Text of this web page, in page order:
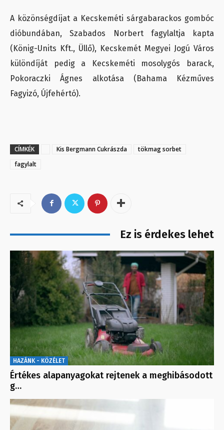
A közönségdíjat a Kecskeméti sárgabarackos gombóc
dióbundában, Szabados Norbert fagylaltja kapta
(König-Units Kft., Üllő), Kecskemét Megyei Jogú Város
különdíját pedig a Kecskeméti mosolygós barack,
Pokoraczki Ágnes alkotása (Bahama Kézműves
Fagyizó, Újfehértó).
CÍMKÉK Kis Bergmann Cukrászda
tökmag sorbet
fagylalt
Ez is érdekes lehet
HAZÁNK - KÖZÉLET
Értékes alapanyagokat rejtenek a meghibásodott
g…